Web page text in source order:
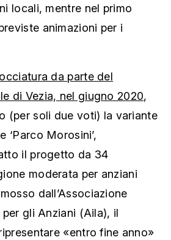
locali, mentre nel primo
animazioni per i
da parte del
di Vezia, nel giugno 2020,
(per soli due voti) la variante
‘Parco Morosini’,
il progetto da 34
moderata per anziani
dall’Associazione
gli Anziani (Aila), il
«entro fine anno»